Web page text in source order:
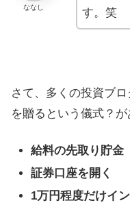
ななし
す。笑
さて、多くの投資ブ
を贈るという儀式？が
給料の先取り貯金
証券口座を開く
1万円程度だけイ